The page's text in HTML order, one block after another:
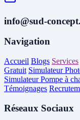
info@sud-
Navigation
Accueil Blogs Services
Gratuit Simulateur
Simulateur Pompe à
Témoignages
Réseaux Sociaux